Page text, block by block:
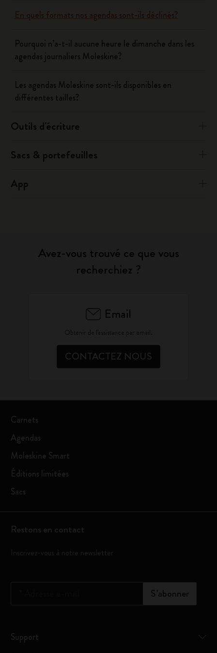
En quels formats nos agendas sont-ils déclinés?
Pourquoi n’a-t-il aucune heure le dimanche dans les
agendas journaliers Moleskine?
Les agendas Moleskine sont-ils disponibles en
différentes tailles?
Outils d'écriture
Sacs & portefeuilles
App
Avez-vous trouvé ce que vous
recherchiez ?
Email
Obtenir de l'assistance par email.
CONTACTEZ NOUS
Carnets
Agendas
Moleskine Smart
Éditions limitées
Sacs
Restons en contact
Inscrivez-vous à notre newsletter
S’abonner
Support